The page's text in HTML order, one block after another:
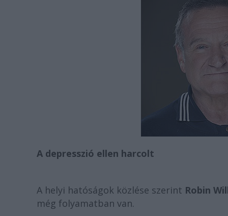
A depresszió ellen harcolt
A helyi hatóságok közlése szerint Robin
még folyamatban van.